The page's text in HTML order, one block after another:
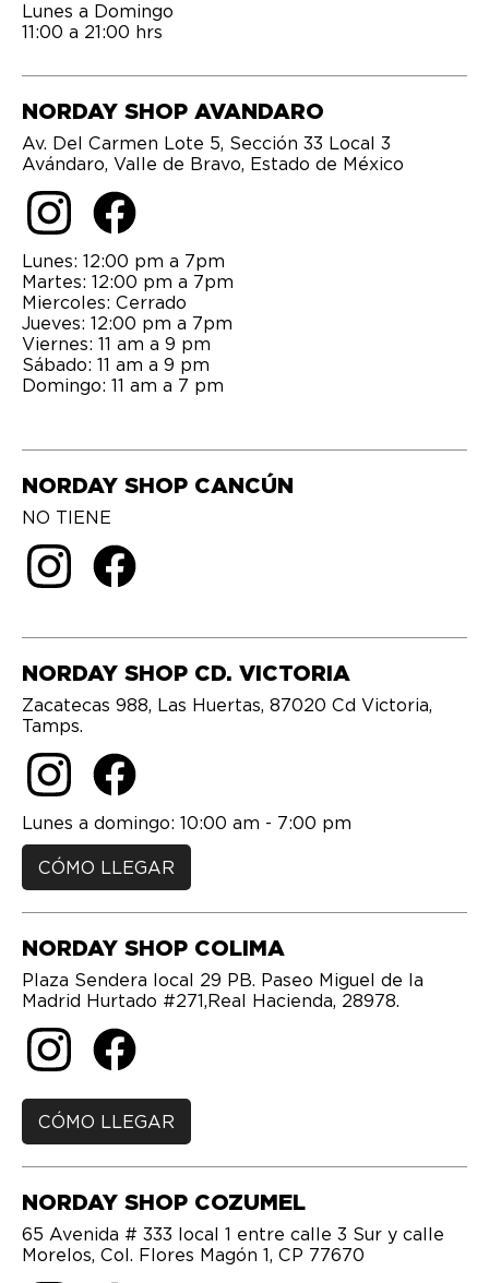
Lunes a Domingo
11:00 a 21:00 hrs
NORDAY SHOP AVANDARO
Av. Del Carmen Lote 5, Sección 33 Local 3
Avándaro, Valle de Bravo, Estado de México
Lunes: 12:00 pm a 7pm
Martes: 12:00 pm a 7pm
Miercoles: Cerrado
Jueves: 12:00 pm a 7pm
Viernes: 11 am a 9 pm
Sábado: 11 am a 9 pm
Domingo: 11 am a 7 pm
NORDAY SHOP CANCÚN
NO TIENE
NORDAY SHOP CD. VICTORIA
Zacatecas 988, Las Huertas, 87020 Cd Victoria,
Tamps.
Lunes a domingo: 10:00 am - 7:00 pm
CÓMO LLEGAR
NORDAY SHOP COLIMA
Plaza Sendera local 29 PB. Paseo Miguel de la
Madrid Hurtado #271,Real Hacienda, 28978.
CÓMO LLEGAR
NORDAY SHOP COZUMEL
65 Avenida # 333 local 1 entre calle 3 Sur y calle
Morelos, Col. Flores Magón 1, CP 77670